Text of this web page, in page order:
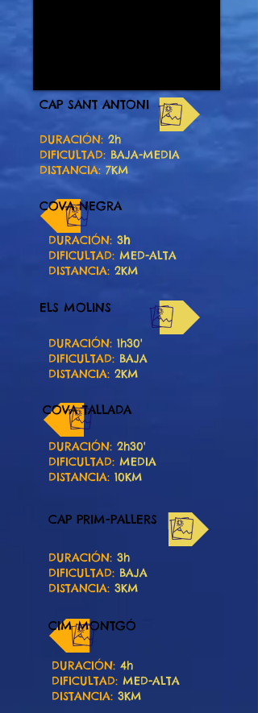
DURACIÓN: 2h
DIFICULTAD: BAJA-MEDIA
DISTANCIA: 7KM
CAP SANT ANTONI
COVA NEGRA
DURACIÓN: 3h
DIFICULTAD: MED-ALTA
DISTANCIA: 2KM
DURACIÓN: 1h30'
DIFICULTAD: BAJA
DISTANCIA: 2KM
ELS MOLINS
COVA TALLADA
DURACIÓN: 2h30'
DIFICULTAD: MEDIA
DISTANCIA: 10KM
DURACIÓN: 3h
DIFICULTAD: BAJA
DISTANCIA: 3KM
CAP PRIM-PALLERS
DURACIÓN: 4h
DIFICULTAD: MED-ALTA
DISTANCIA: 3KM
CIM MONTGÓ